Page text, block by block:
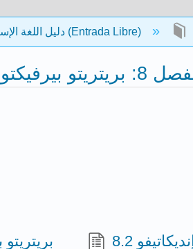
دليل اللغة الإسبانية المتوسطة/المتقدمة (Entrada Libre)
بالإضافة إلى كوام بيرفيكتو، وأجهزة الكمبيوتر